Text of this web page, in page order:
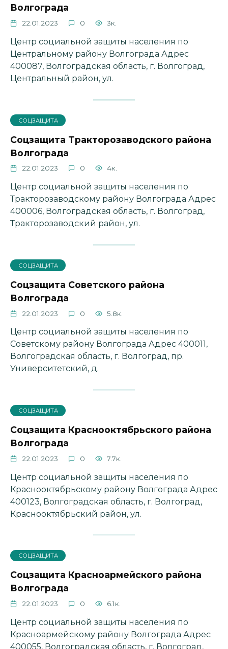
Волгограда
22.01.2023 0 3к.
Центр социальной защиты населения по
Центральному району Волгограда Адрес
400087, Волгоградская область, г. Волгоград,
Центральный район, ул.
СОЦЗАЩИТА
Соцзащита Тракторозаводского района
Волгограда
22.01.2023 0 4к.
Центр социальной защиты населения по
Тракторозаводскому району Волгограда Адрес
400006, Волгоградская область, г. Волгоград,
Тракторозаводский район, ул.
СОЦЗАЩИТА
Соцзащита Советского района
Волгограда
22.01.2023 0 5.8к.
Центр социальной защиты населения по
Советскому району Волгограда Адрес 400011,
Волгоградская область, г. Волгоград, пр.
Университетский, д.
СОЦЗАЩИТА
Соцзащита Краснооктябрьского района
Волгограда
22.01.2023 0 7.7к.
Центр социальной защиты населения по
Краснооктябрьскому району Волгограда Адрес
400123, Волгоградская область, г. Волгоград,
Краснооктябрьский район, ул.
СОЦЗАЩИТА
Соцзащита Красноармейского района
Волгограда
22.01.2023 0 6.1к.
Центр социальной защиты населения по
Красноармейскому району Волгограда Адрес
400055, Волгоградская область, г. Волгоград,